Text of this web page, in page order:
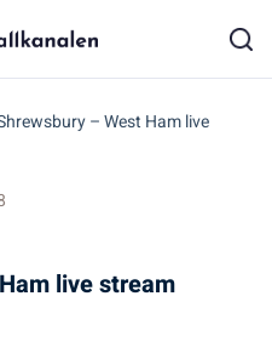
– West Ham live
live stream